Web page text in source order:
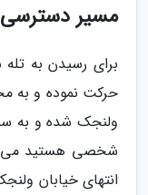
مسیر دسترسی
برای رسیدن به
حرکت نموده و به
ولنجک شده و به
شخصی هستید می
انتهای خیابان